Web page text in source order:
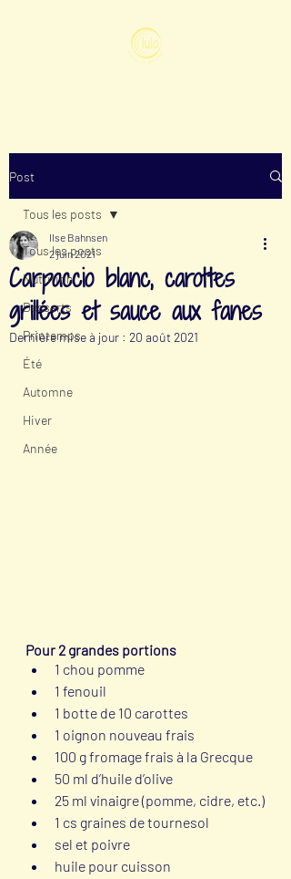
Post
Tous les posts
Nutrition
Desserts
Printemps
Été
Automne
Hiver
Année
Tous les posts
Carpaccio blanc, carottes
grillées et sauce aux fanes
Ilse Bahnsen
2 juin 2021
Dernière mise à jour : 20 août 2021
Pour 2 grandes portions
1 chou pomme
1 fenouil
1 botte de 10 carottes
1 oignon nouveau frais
100 g fromage frais à la Grecque
50 ml d’huile d’olive
25 ml vinaigre (pomme, cidre, etc.)
1 cs graines de tournesol
sel et poivre
huile pour cuisson